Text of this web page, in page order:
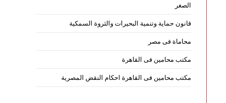
الصغر
قانون حماية وتنمية البحيرات والثروة السمكية
محاماة فى مصر
مكتب محامين فى القاهرة
مكتب محامين فى القاهرة احكام النقض المصرية